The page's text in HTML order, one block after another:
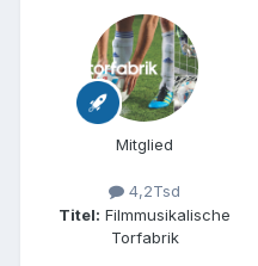
Mitglied
4,2Tsd
Titel: Filmmusikalische
Torfabrik